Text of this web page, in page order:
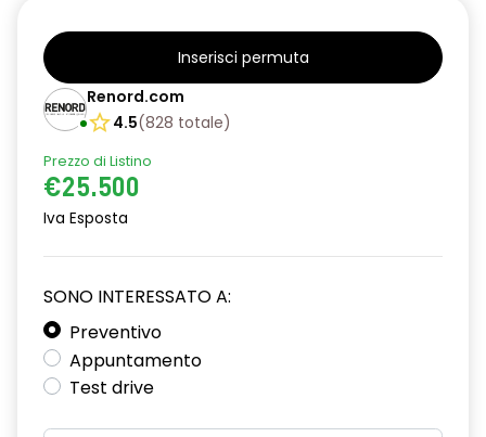
Inserisci permuta
Renord.com
4.5(828 totale)
Prezzo di Listino
€25.500
Iva Esposta
SONO INTERESSATO A:
Preventivo
Appuntamento
Test drive